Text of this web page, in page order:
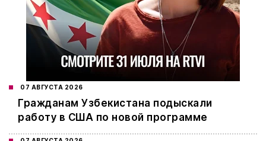
07 АВГУСТА 2026
Гражданам Узбекистана подыскали
работу в США по новой программе